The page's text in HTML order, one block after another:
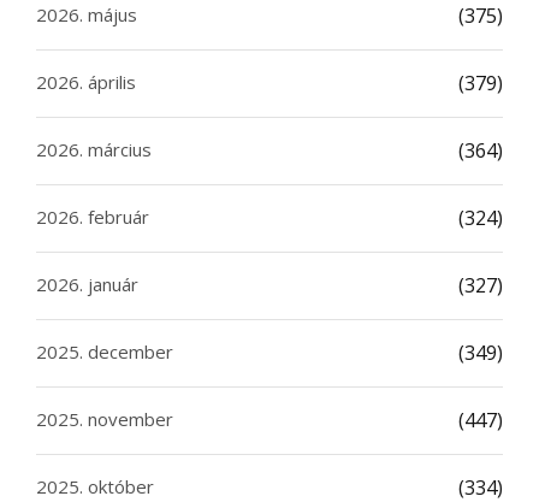
2026. május (375)
2026. április (379)
2026. március (364)
2026. február (324)
2026. január (327)
2025. december (349)
2025. november (447)
2025. október (334)